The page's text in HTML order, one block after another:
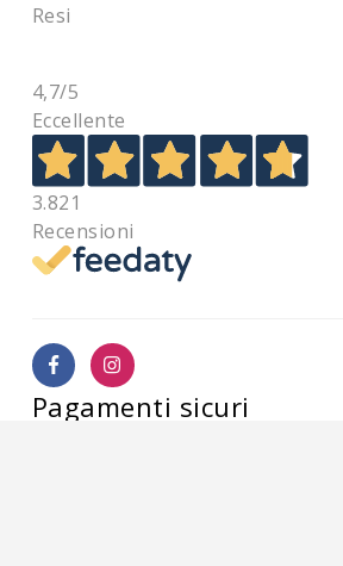
Resi
4,7/5
Eccellente
3.821
Recensioni
Pagamenti sicuri